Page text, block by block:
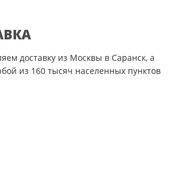
доставку из Москвы в Саранск, а
из 160 тысяч населенных пунктов